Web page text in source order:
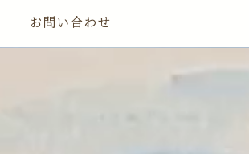
お問い合わせ